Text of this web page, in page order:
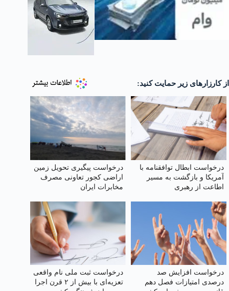
از کارزارهای زیر حمایت کنید:
درخواست ابطال توافقنامه با
آمریکا و بازگشت به مسیر
اطاعت از رهبری
درخواست پیگیری تحویل زمین
اراضی کجور تعاونی مصرف
مخابرات ایران
درخواست افزایش صد
درصدی امتیازات فصل دهم
درخواست ثبت ملی نام واقعی
تعزیه‌ای با بیش از ۲ قرن اجرا